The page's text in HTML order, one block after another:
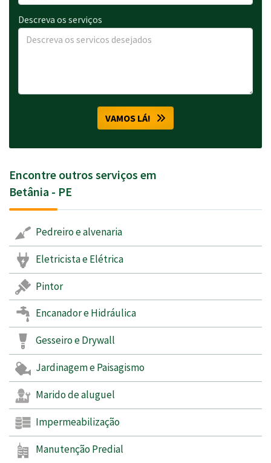
Descreva os serviços
VAMOS LÁ!
Encontre outros serviços em
Betânia - PE
Pedreiro e alvenaria
Eletricista e Elétrica
Pintor
Encanador e Hidráulica
Gesseiro e Drywall
Jardinagem e Paisagismo
Marido de aluguel
Impermeabilização
Manutenção Predial